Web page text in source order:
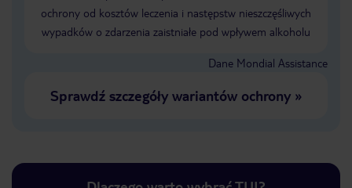
ochrony od kosztów leczenia i następstw nieszczęśliwych
wypadków o zdarzenia zaistniałe pod wpływem alkoholu
Dane Mondial Assistance
Sprawdź szczegóły wariantów ochrony»